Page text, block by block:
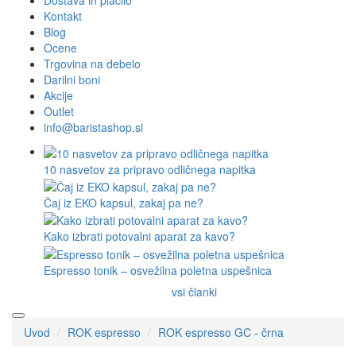
Kontakt
Blog
Ocene
Trgovina na debelo
Darilni boni
Akcije
Outlet
info@baristashop.si
10 nasvetov za pripravo odličnega napitka
Čaj iz EKO kapsul, zakaj pa ne?
Kako izbrati potovalni aparat za kavo?
Espresso tonik – osvežilna poletna uspešnica
vsi članki
Uvod ROK espresso ROK espresso GC - črna